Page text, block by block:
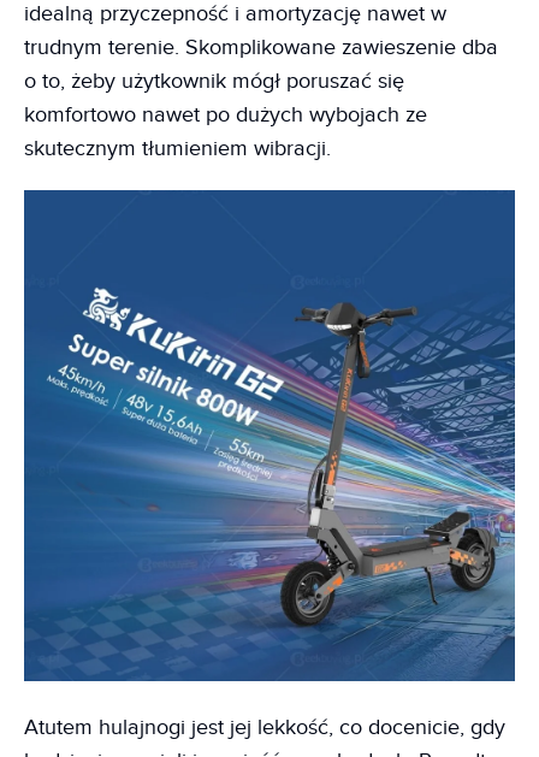
idealną przyczepność i amortyzację nawet w
trudnym terenie. Skomplikowane zawieszenie dba
o to, żeby użytkownik mógł poruszać się
komfortowo nawet po dużych wybojach ze
skutecznym tłumieniem wibracji.
Atutem hulajnogi jest jej lekkość, co docenicie, gdy